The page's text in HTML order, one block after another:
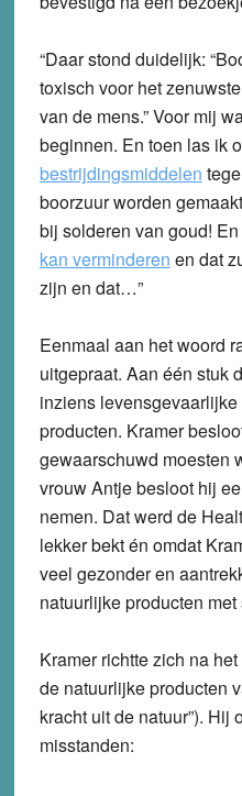
“Daar stond duidelijk:
toxisch voor het
van de mens.” Voor mij
beginnen. En toen las ik
bestrijdingsmiddelen
boorzuur worden
bij solderen van goud!
kan verminderen en dat
zijn en dat…”
Eenmaal aan het woord
uitgepraat. Aan één stuk
inziens
producten. Kramer
gewaarschuwd moesten
vrouw Antje besloot hij
nemen. Dat werd de
lekker bekt én omdat
veel gezonder en
natuurlijke producten
Kramer richtte zich na
de natuurlijke producten
kracht uit de natuur”). Hij
misstanden: